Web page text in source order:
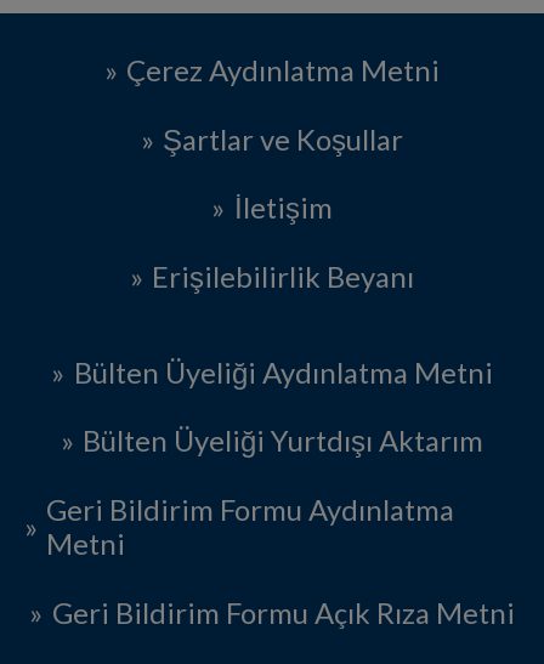
Çerez Aydınlatma Metni
Şartlar ve Koşullar
İletişim
Erişilebilirlik Beyanı
Bülten Üyeliği Aydınlatma Metni
Bülten Üyeliği Yurtdışı Aktarım
Geri Bildirim Formu Aydınlatma
Metni
Geri Bildirim Formu Açık Rıza Metni